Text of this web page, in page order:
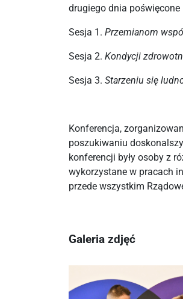
drugiego dnia poświęcone
Sesja 1. Przemianom
Sesja 2. Kondycji
Sesja 3. Starzeniu się
Konferencja,
poszukiwaniu
konferencji były osoby z
wykorzystane w pracach
przede wszystkim
Galeria zdjęć